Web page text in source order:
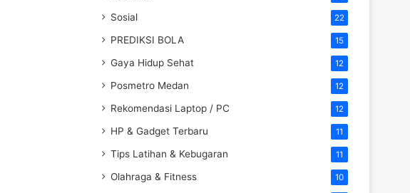
Sosial 22
PREDIKSI BOLA 15
Gaya Hidup Sehat 12
Posmetro Medan 12
Rekomendasi Laptop / PC 12
HP & Gadget Terbaru 11
Tips Latihan & Kebugaran 11
Olahraga & Fitness 10